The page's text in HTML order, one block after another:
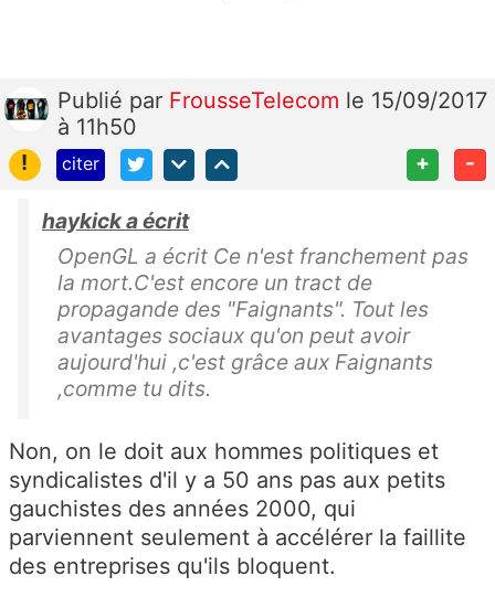
Publié par FrousseTelecom le 15/09/2017
à 11h50
!
citer + -
haykick a écrit
OpenGL a écrit Ce n'est franchement pas
la mort.C'est encore un tract de
propagande des "Faignants". Tout les
avantages sociaux qu'on peut avoir
aujourd'hui ,c'est grâce aux Faignants
,comme tu dits.
Non, on le doit aux hommes politiques et
syndicalistes d'il y a 50 ans pas aux petits
gauchistes des années 2000, qui
parviennent seulement à accélérer la faillite
des entreprises qu'ils bloquent.